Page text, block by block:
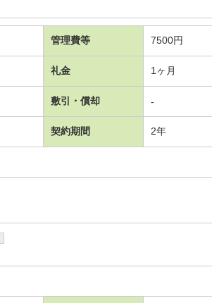
管理費等 7500円
礼金 1ヶ月
敷引・償却 -
契約期間 2年